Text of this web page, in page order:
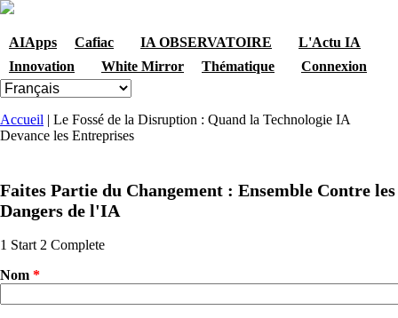
Skip to navigation
Aller au contenu principal
AIApps Cafiac IA OBSERVATOIRE
L'Actu IA
Innovation
White Mirror Thématique Connexion
Vous êtes ici
Accueil | Le Fossé de la Disruption : Quand la Technologie IA
Devance les Entreprises
Faites Partie du Changement : Ensemble Contre les
Dangers de l'IA
1 Start 2 Complete
Nom *